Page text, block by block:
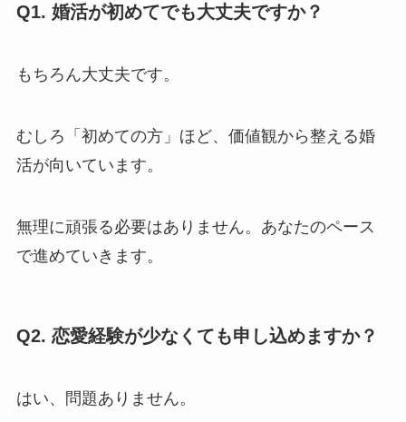
Q1. 婚活が初めてでも大丈夫ですか？
もちろん大丈夫です。
むしろ「初めての方」ほど、価値観から整える婚
活が向いています。
無理に頑張る必要はありません。あなたのペース
で進めていきます。
Q2. 恋愛経験が少なくても申し込めますか？
はい、問題ありません。